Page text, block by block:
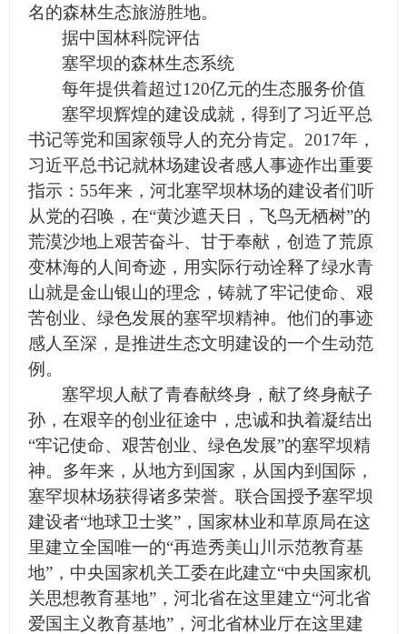
名的森林生态旅游胜地。
据中国林科院评估
塞罕坝的森林生态系统
每年提供着超过120亿元的生态服务价值
塞罕坝辉煌的建设成就，得到了习近平总
书记等党和国家领导人的充分肯定。2017年，
习近平总书记就林场建设者感人事迹作出重要
指示：55年来，河北塞罕坝林场的建设者们听
从党的召唤，在“黄沙遮天日，飞鸟无栖树”的
荒漠沙地上艰苦奋斗、甘于奉献，创造了荒原
变林海的人间奇迹，用实际行动诠释了绿水青
山就是金山银山的理念，铸就了牢记使命、艰
苦创业、绿色发展的塞罕坝精神。他们的事迹
感人至深，是推进生态文明建设的一个生动范
例。
塞罕坝人献了青春献终身，献了终身献子
孙，在艰辛的创业征途中，忠诚和执着凝结出
“牢记使命、艰苦创业、绿色发展”的塞罕坝精
神。多年来，从地方到国家，从国内到国际，
塞罕坝林场获得诸多荣誉。联合国授予塞罕坝
建设者“地球卫士奖”，国家林业和草原局在这
里建立全国唯一的“再造秀美山川示范教育基
地”，中央国家机关工委在此建立“中央国家机
关思想教育基地”，河北省在这里建立“河北省
爱国主义教育基地”，河北省林业厅在这里建